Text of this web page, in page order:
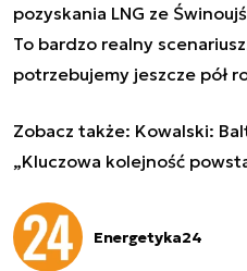
pozyskania LNG ze
To bardzo realny
potrzebujemy jeszcze pół
Zobacz także: Kowalski:
„Kluczowa kolejność
Energetyka24